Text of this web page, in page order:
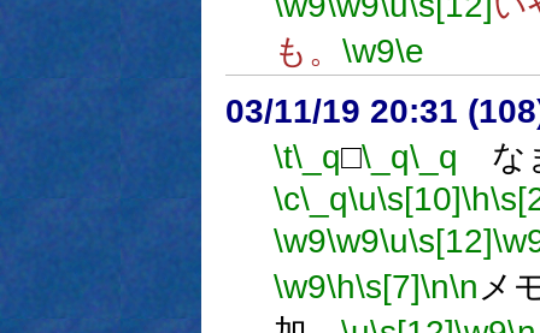
も。 \w9\e
03/11/19 20:31
\t\_q□\_q\_q な
\c\_q\u\s[10]\h
\w9\w9\u\s[12]
\w9\h\s[7]\n\n メ